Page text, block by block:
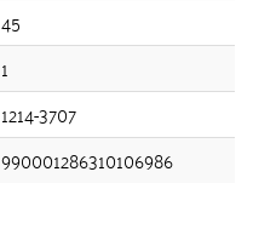
45
1
1214-3707
990001286310106986